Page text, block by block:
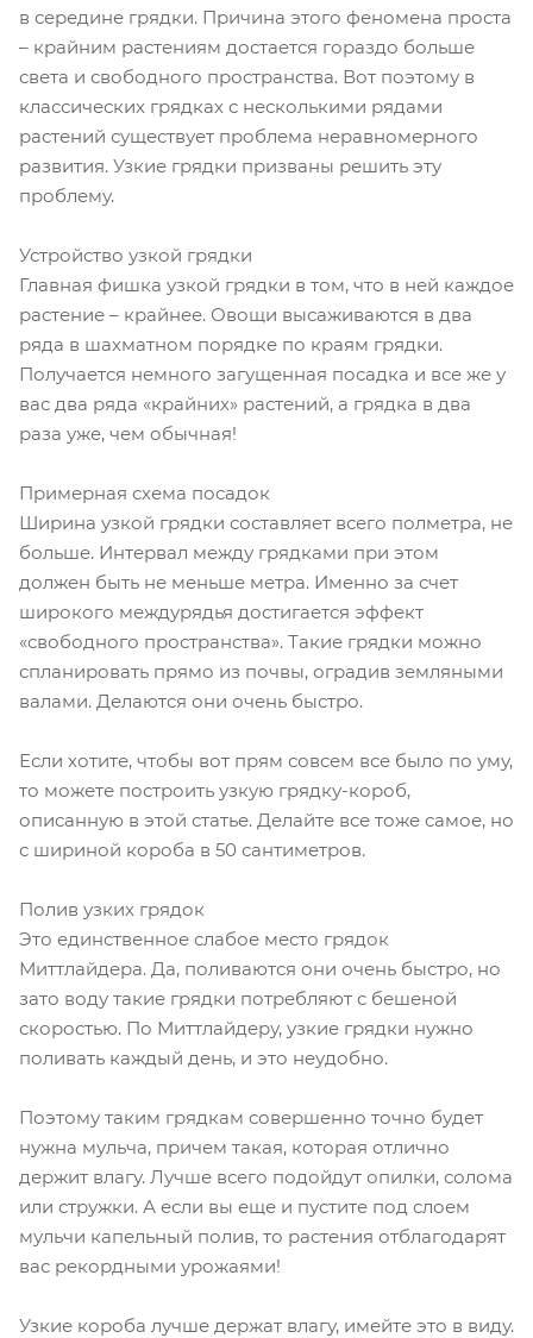
в середине грядки. Причина этого феномена проста
– крайним растениям достается гораздо больше
света и свободного пространства. Вот поэтому в
классических грядках с несколькими рядами
растений существует проблема неравномерного
развития. Узкие грядки призваны решить эту
проблему.
Устройство узкой грядки
Главная фишка узкой грядки в том, что в ней каждое
растение – крайнее. Овощи высаживаются в два
ряда в шахматном порядке по краям грядки.
Получается немного загущенная посадка и все же у
вас два ряда «крайних» растений, а грядка в два
раза уже, чем обычная!
Примерная схема посадок
Ширина узкой грядки составляет всего полметра, не
больше. Интервал между грядками при этом
должен быть не меньше метра. Именно за счет
широкого междурядья достигается эффект
«свободного пространства». Такие грядки можно
спланировать прямо из почвы, оградив земляными
валами. Делаются они очень быстро.
Если хотите, чтобы вот прям совсем все было по уму,
то можете построить узкую грядку-короб,
описанную в этой статье. Делайте все тоже самое, но
с шириной короба в 50 сантиметров.
Полив узких грядок
Это единственное слабое место грядок
Миттлайдера. Да, поливаются они очень быстро, но
зато воду такие грядки потребляют с бешеной
скоростью. По Миттлайдеру, узкие грядки нужно
поливать каждый день, и это неудобно.
Поэтому таким грядкам совершенно точно будет
нужна мульча, причем такая, которая отлично
держит влагу. Лучше всего подойдут опилки, солома
или стружки. А если вы еще и пустите под слоем
мульчи капельный полив, то растения отблагодарят
вас рекордными урожаями!
Узкие короба лучше держат влагу, имейте это в виду.